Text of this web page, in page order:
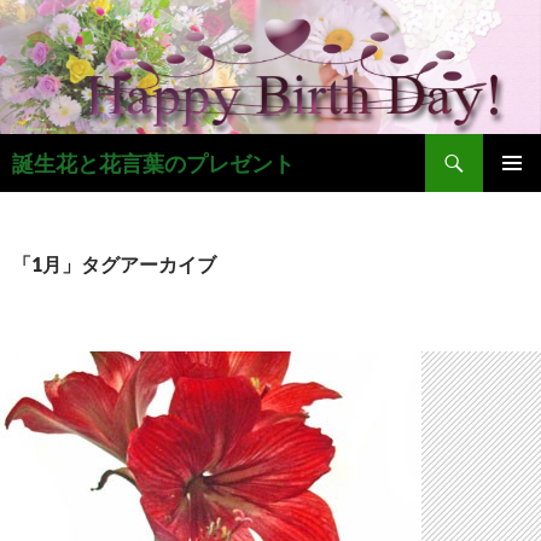
コ
ン
テ
ン
ツ
へ
ス
誕生花と花言葉のプレゼント
検
索
「1月」タグアーカイブ